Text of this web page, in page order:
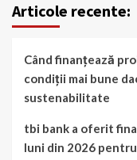
Articole recente:
Când finanțează
condiții mai bune
sustenabilitate
tbi bank a oferit
luni din 2026